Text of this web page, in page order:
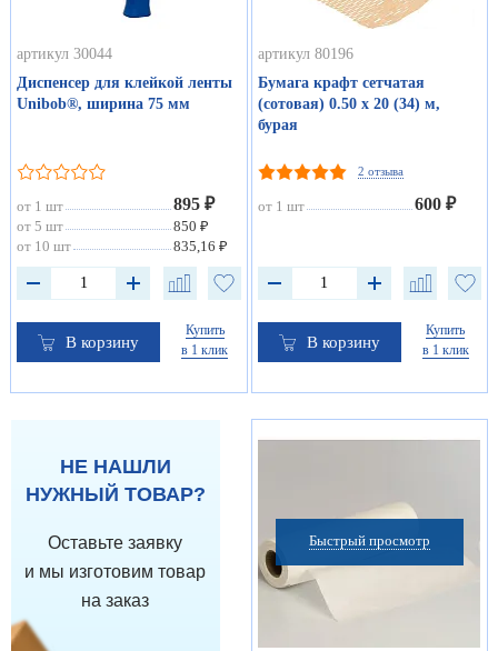
артикул 30044
Диспенсер для клейкой ленты
Unibob®, ширина 75 мм
от 1 шт 895 ₽
от 5 шт
850 ₽
от 10 шт
835,16 ₽
В корзину
Купить
в 1 клик
артикул 80196
Бумага крафт сетчатая
(сотовая) 0.50 х 20 (34) м,
бурая
2 отзыва
от 1 шт 600 ₽
В корзину
Купить
в 1 клик
НЕ НАШЛИ
НУЖНЫЙ ТОВАР?
Оставьте заявку
и мы изготовим товар
на заказ
Быстрый просмотр